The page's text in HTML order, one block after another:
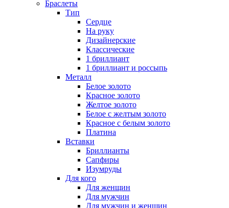
Браслеты
Тип
Сердце
На руку
Дизайнерские
Классические
1 бриллиант
1 бриллиант и россыпь
Металл
Белое золото
Красное золото
Желтое золото
Белое с желтым золото
Красное с белым золото
Платина
Вставки
Бриллианты
Сапфиры
Изумруды
Для кого
Для женщин
Для мужчин
Для мужчин и женщин